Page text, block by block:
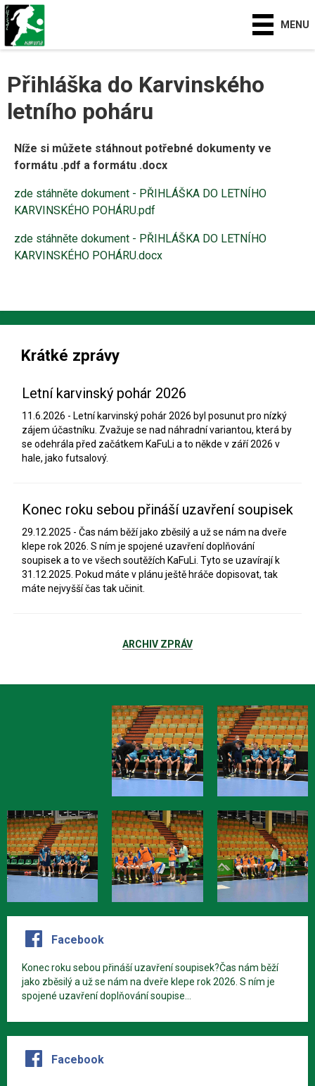
MENU
Přihláška do Karvinského
letního poháru
Níže si můžete stáhnout potřebné dokumenty ve
formátu .pdf a formátu .docx
zde stáhněte dokument - PŘIHLÁŠKA DO LETNÍHO
KARVINSKÉHO POHÁRU.pdf
zde stáhněte dokument - PŘIHLÁŠKA DO LETNÍHO
KARVINSKÉHO POHÁRU.docx
Krátké zprávy
Letní karvinský pohár 2026
11.6.2026 - Letní karvinský pohár 2026 byl posunut pro nízký
zájem účastníku. Zvažuje se nad náhradní variantou, která by
se odehrála před začátkem KaFuLi a to někde v září 2026 v
hale, jako futsalový.
Konec roku sebou přináší uzavření soupisek
29.12.2025 - ​Čas nám běží jako zběsilý a už se nám na dveře
klepe rok 2026. S ním je spojené uzavření doplňování
soupisek a to ve všech soutěžích KaFuLi. Tyto se uzavírají k
31.12.2025. Pokud máte v plánu ještě hráče dopisovat, tak
máte nejvyšší čas tak učinit.
ARCHIV ZPRÁV
Facebook
Konec roku sebou přináší uzavření soupisek?Čas nám běží
jako zběsilý a už se nám na dveře klepe rok 2026. S ním je
spojené uzavření doplňování soupise...
Facebook